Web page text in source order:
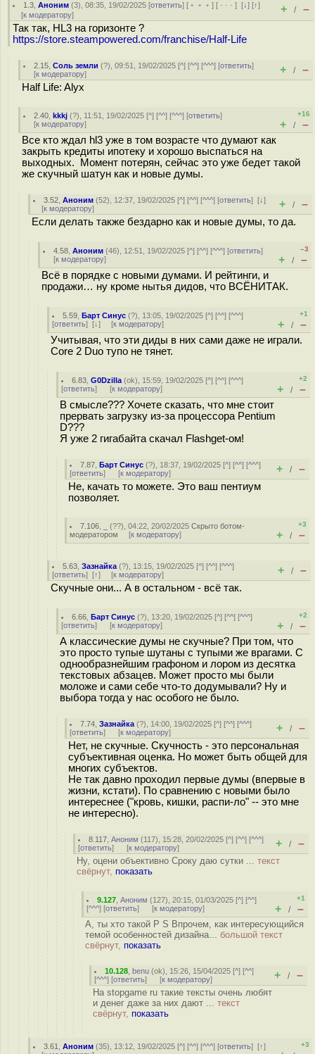
1.3 ,Аноним (3), 08:35, 19/02/2025 [ответить] [ ﹢﹢﹢] [ · · ·][↓] [↑]
[к модератору] + / –
Так так, HL3 на горизонте ?
https://store.steampowered.com/franchise/Half-Life
2.15 ,Соль земли (?), 09:51, 19/02/2025 [^] [^^] [^^^] [ответить]
[к модератору] + / –
Half Life: Alyx
2.40 ,kkkj (?), 11:51, 19/02/2025 [^] [^^] [^^^] [ответить]
[к модератору]
+16
+ / –
Все кто ждал hl3 уже в том возрасте что думают как
закрыть кредиты ипотеку и хорошо выспаться на
выходных. Момент потерян, cейчас это уже бедет такой
же скучный шатун как и новые думы.
3.52 ,Аноним (52), 12:37, 19/02/2025 [^] [^^] [^^^] [ответить][↓]
[к модератору] + / –
Если делать также бездарно как и новые думы, то да.
4.58 ,Аноним (46), 12:51, 19/02/2025 [^] [^^] [^^^] [ответить]
[к модератору]
–3
+ / –
Всё в порядке с новыми думами. И рейтинги, и
продажи… ну кроме нытья дидов, что ВСЁНИТАК.
5.59 ,Барт Синус (?), 13:05, 19/02/2025 [^] [^^] [^^^]
[ответить] [↓] [к модератору]
+1
+ / –
Учитывая, что эти диды в них сами даже не играли.
Core 2 Duo тупо не тянет.
6.83 ,G0Dzilla (ok), 15:59, 19/02/2025 [^] [^^] [^^^]
[ответить] [к модератору]
+2
+ / –
В смысле??? Хочете сказать, что мне стоит
прервать загрузку из-за процессора Pentium
D???
Я уже 2 гигабайта скачал Flashget-ом!
7.87 ,Барт Синус (?), 18:37, 19/02/2025 [^] [^^] [^^^]
[ответить] [к модератору] + / –
Не, качать то можете. Это ваш пентиум
позволяет.
7.106 (??), 04:22, 20/02/2025Скрыто ботом-
модератором [к модератору]
+3
+ / –
5.63 ,Зазнайка (?), 13:15, 19/02/2025 [^] [^^] [^^^]
[ответить] [↑] [к модератору] + / –
Скучные они... А в остальном - всё так.
6.66 ,Барт Синус (?), 13:20, 19/02/2025 [^] [^^] [^^^]
[ответить] [к модератору]
+2
+ / –
А классические думы не скучные? При том, что
это просто тупые шутаны с тупыми же врагами. С
однообразнейшим графоном и лором из десятка
текстовых абзацев. Может просто мы были
моложе и сами себе что-то додумывали? Ну и
выбора тогда у нас особого не было.
7.74 ,Зазнайка (?), 14:00, 19/02/2025 [^] [^^] [^^^]
[ответить] [к модератору] + / –
Нет, не скучные. Скучность - это персональная
субъективная оценка. Но может быть общей для
многих субъектов.
Не так давно проходил первые думы (впервые в
жизни, кстати). По сравнению с новыми было
интереснее ("кровь, кишки, распи-ло" -- это мне
не интересно).
8.117 ,Аноним (117), 15:28, 20/02/2025 [^] [^^] [^^^]
[ответить] [к модератору] + / –
Ну, оцени объективно Сроку даю сутки ... текст
свёрнут, показать
9.127 ,Аноним (127), 20:15, 01/03/2025 [^] [^^]
[^^^] [ответить] [к модератору]
+1
+ / –
А, ты хто такой P S Впрочем, как интересующийся
темой особенностей дизайна... большой текст
свёрнут, показать
10.128 ,benu (ok), 15:26, 15/04/2025 [^] [^^]
[^^^] [ответить] [к модератору] + / –
На stopgame ru такие тексты очень любят
и денег даже за них дают ... текст
свёрнут, показать
3.61 ,Аноним (35), 13:12, 19/02/2025 [^] [^^] [^^^] [ответить][↑]
+3